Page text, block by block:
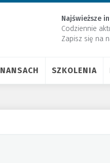
Najświeższe
Codziennie
Zapisz się na
SZKOLENIA